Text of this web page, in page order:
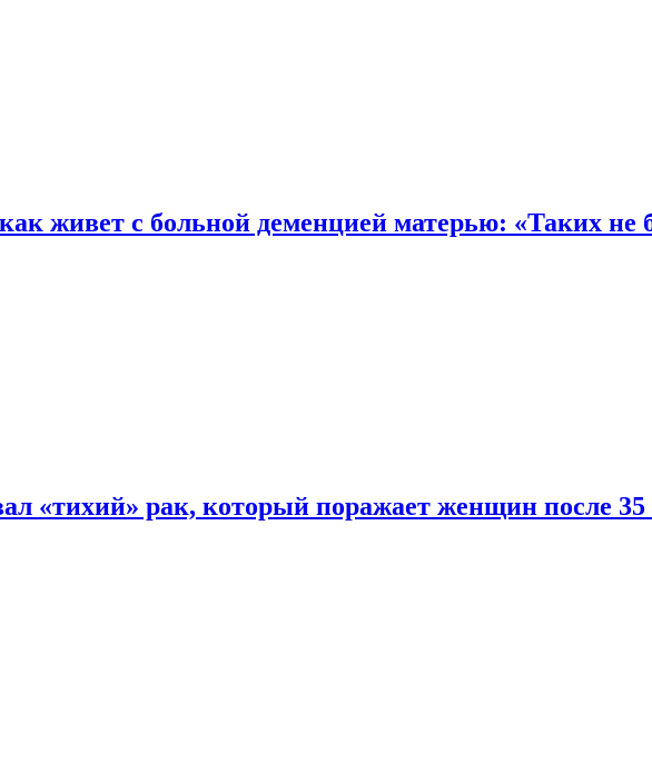
живет с больной деменцией матерью: «Таких не
«тихий» рак, который поражает женщин после 35